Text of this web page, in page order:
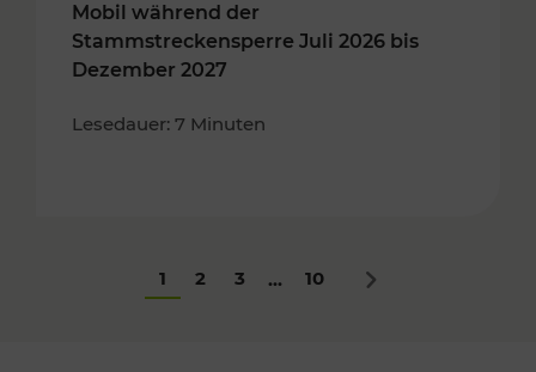
Mobil während der
Stammstreckensperre Juli 2026 bis
Dezember 2027
Lesedauer: 7 Minuten
1 2 3 ... 10 Nächstes